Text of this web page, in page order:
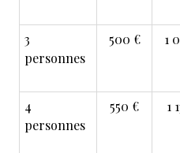
3
personnes
500 € 1
4
personnes
550 € 1